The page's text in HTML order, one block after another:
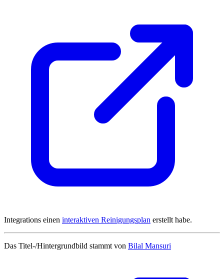
Integrations einen interaktiven Reinigungsplan erstellt habe.
Das Titel-/Hintergrundbild stammt von Bilal Mansuri